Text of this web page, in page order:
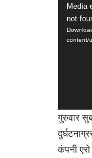
Video
Player
Media
not
content/
गुरुवार
कंपनी